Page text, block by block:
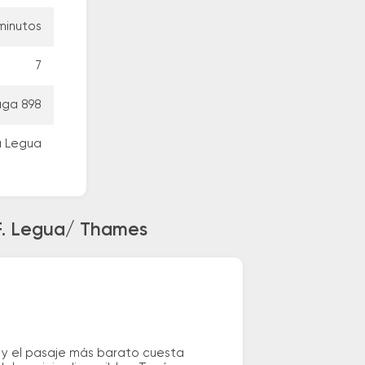
7
898
Legua
Legua/ Thames
y el pasaje más barato cuesta